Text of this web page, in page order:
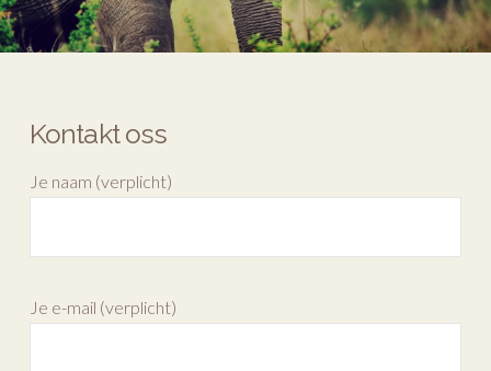
Kontakt oss
Je naam (verplicht)
Je e-mail (verplicht)